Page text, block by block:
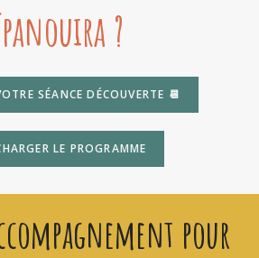
?
SÉANCE DÉCOUVERTE 📆
LE PROGRAMME
pour